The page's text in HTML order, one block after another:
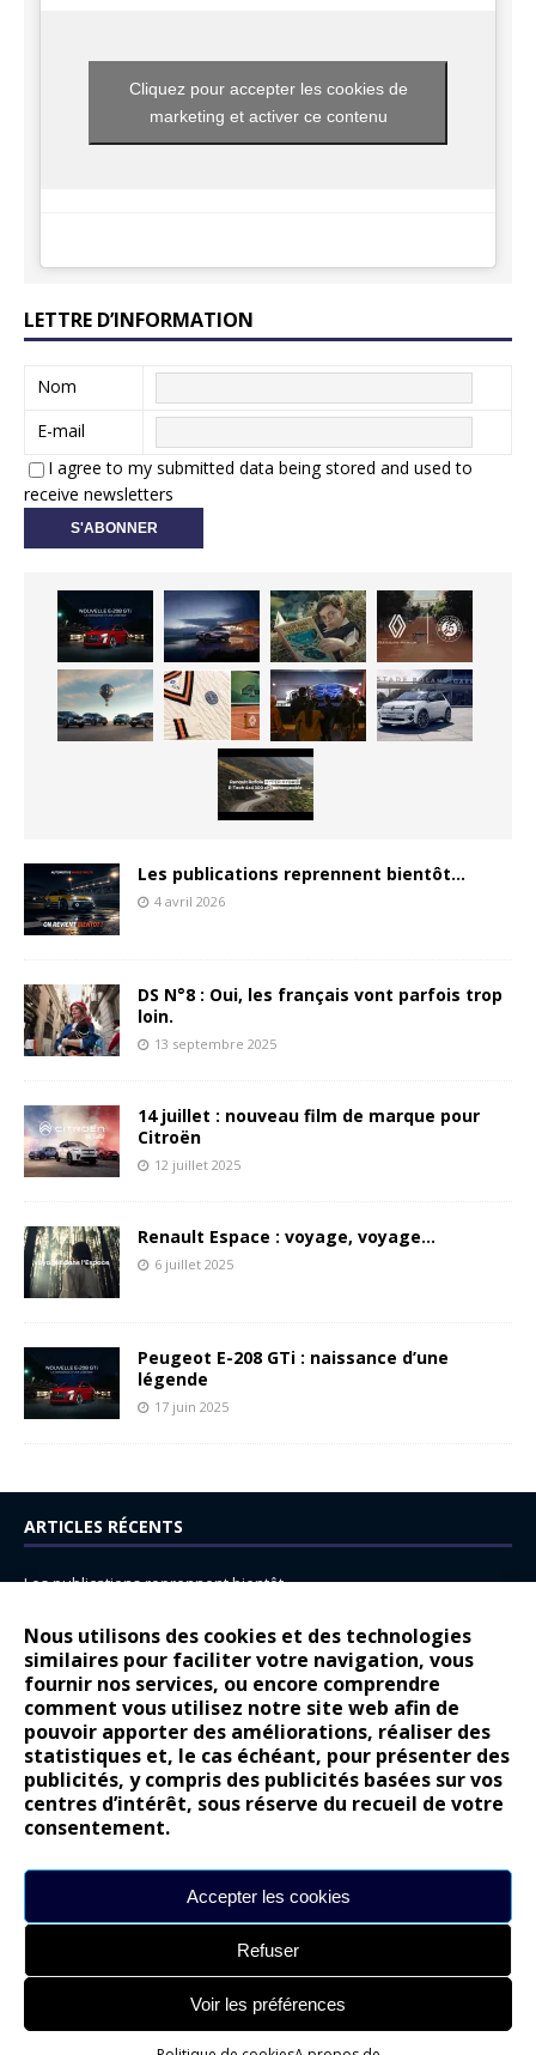
Nous utilisons des cookies et des technologies
similaires pour faciliter votre navigation, vous
fournir nos services, ou encore comprendre
comment vous utilisez notre site web afin de
pouvoir apporter des améliorations, réaliser des
statistiques et, le cas échéant, pour présenter des
publicités, y compris des publicités basées sur vos
centres d’intérêt, sous réserve du recueil de votre
consentement.
Accepter les cookies
Refuser
Voir les préférences
Cliquez pour accepter les cookies de
marketing et activer ce contenu
LETTRE D’INFORMATION
Nom
E-mail
I agree to my submitted data being stored and used to
receive newsletters
Les publications reprennent bientôt…
4 avril 2026
DS N°8 : Oui, les français vont parfois trop
loin.
13 septembre 2025
14 juillet : nouveau film de marque pour
Citroën
12 juillet 2025
Renault Espace : voyage, voyage…
6 juillet 2025
Peugeot E-208 GTi : naissance d’une
légende
17 juin 2025
ARTICLES RÉCENTS
Les publications reprennent bientôt…
14 juillet : nouveau film de marque pour Citroën
Renault Espace : voyage, voyage…
Peugeot E-208 GTi : naissance d’une légende
COMMENTAIRES RÉCENTS
Bernard Dardartdans
Gilly
gyo
Lancia Ypsilon : naturellement envoûtante ?